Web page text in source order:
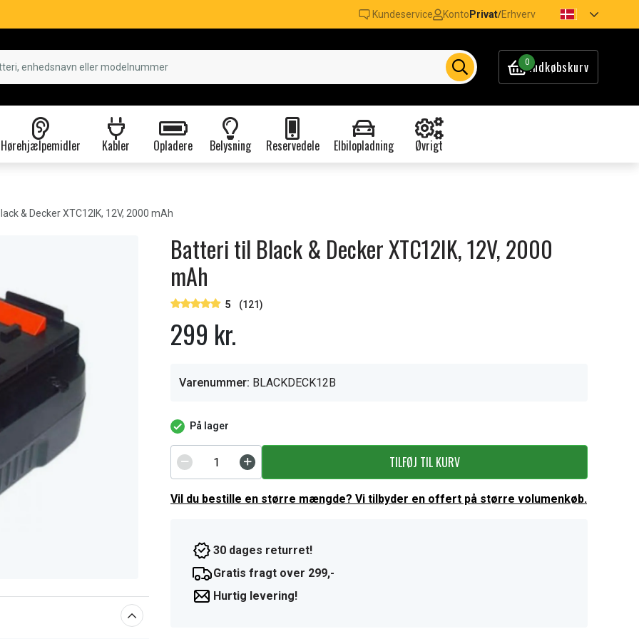
Kundeservice Konto Privat/Erhverv
0Indkøbskurv
Hørehjælpemidler Kabler Opladere Belysning Reservedele Elbilopladning Øvrigt
& Decker XTC12IK, 12V, 2000 mAh
Batteri til Black & Decker XTC12IK, 12V, 2000
mAh
5 (121)
299 kr.
Varenummer: BLACKDECK12B
På lager
TILFØJ TIL KURV
Vil du bestille en større mængde? Vi tilbyder en offert på større volumenkøb.
30 dages returret!
Gratis fragt over 299,-
Hurtig levering!